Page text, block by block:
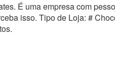
É uma empresa com
isso. Tipo de Loja: #